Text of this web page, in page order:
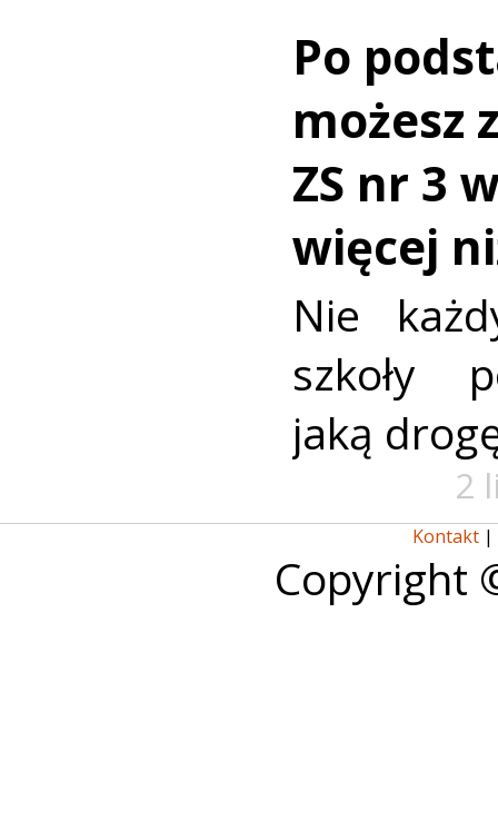
Po
możesz
ZS nr 3
więcej
Nie
szkoły
jaką
2
Kontakt |
Copyright